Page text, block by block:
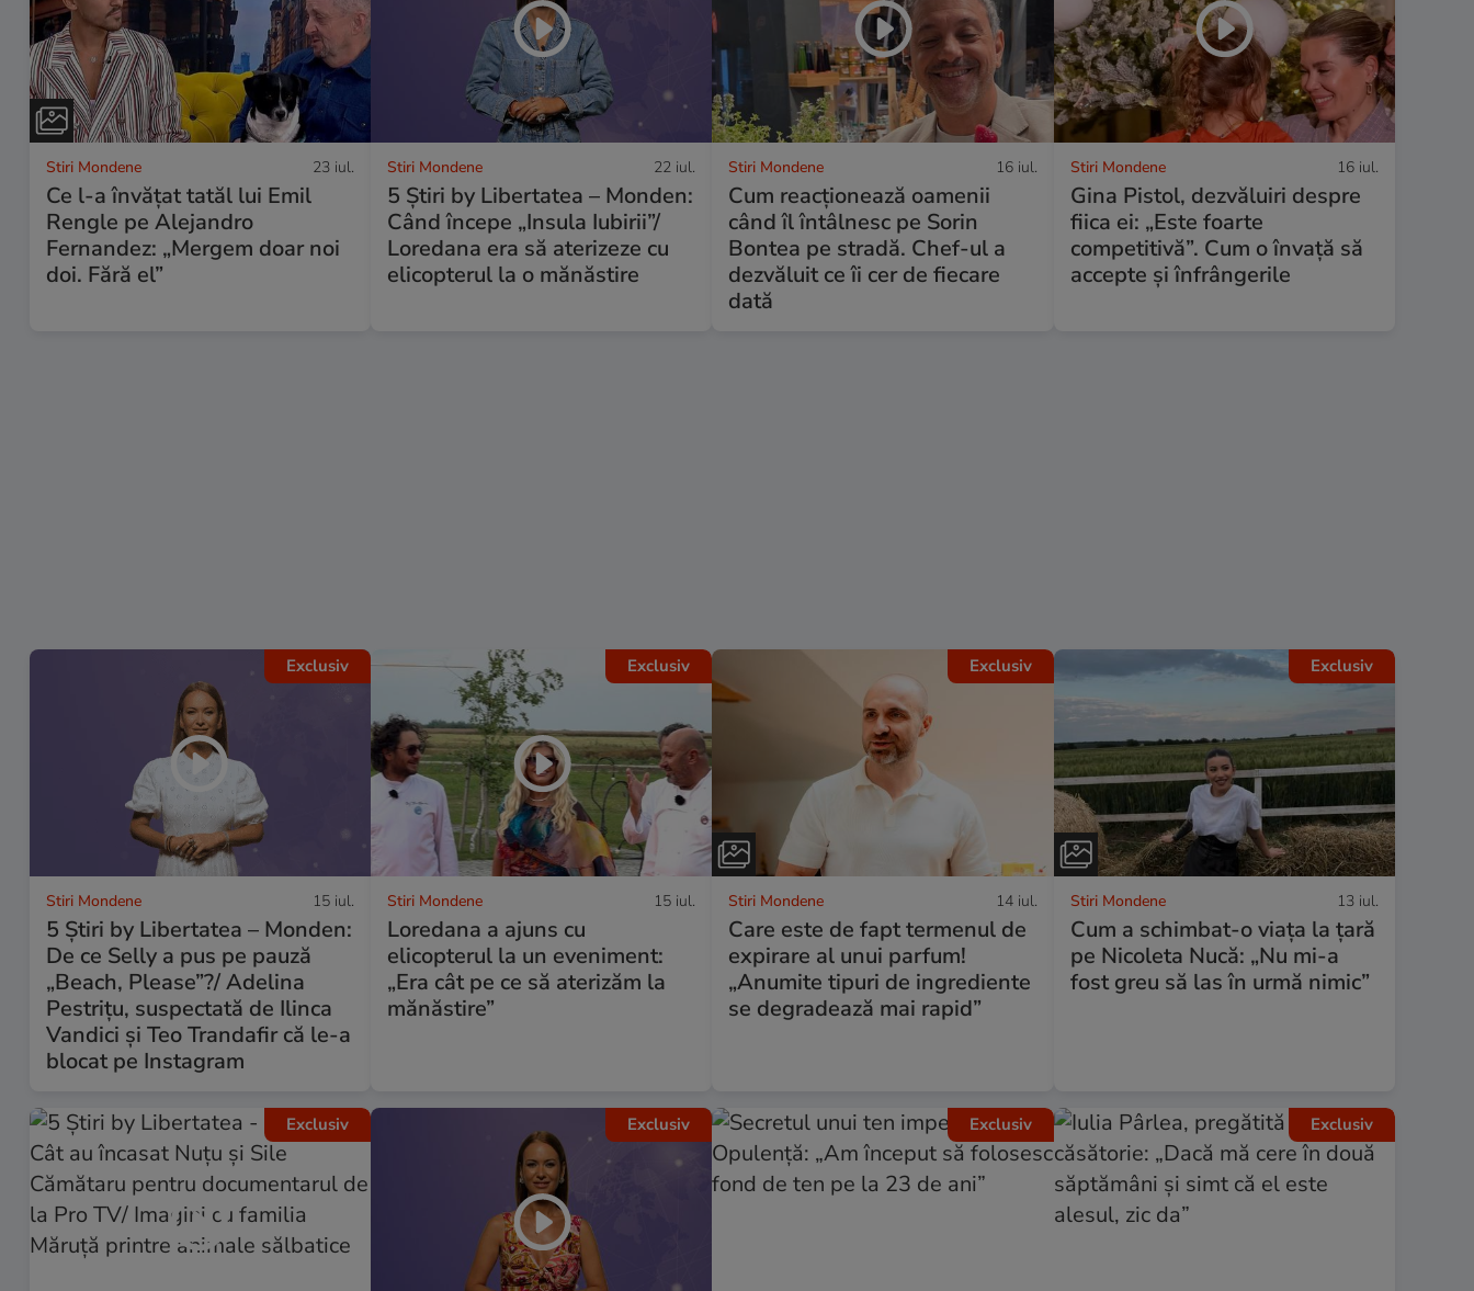
Stiri Mondene 23 iul.
Ce l-a învățat tatăl lui Emil
Rengle pe Alejandro
Fernandez: „Mergem doar noi
doi. Fără el”
Stiri Mondene 22 iul.
5 Știri by Libertatea – Monden:
Când începe „Insula Iubirii”/
Loredana era să aterizeze cu
elicopterul la o mănăstire
Stiri Mondene 16 iul.
Cum reacționează oamenii
când îl întâlnesc pe Sorin
Bontea pe stradă. Chef-ul a
dezvăluit ce îi cer de fiecare
dată
Stiri Mondene 16 iul.
Gina Pistol, dezvăluiri despre
fiica ei: „Este foarte
competitivă”. Cum o învață să
accepte și înfrângerile
Exclusiv
Stiri Mondene 15 iul.
5 Știri by Libertatea – Monden:
De ce Selly a pus pe pauză
„Beach, Please”?/ Adelina
Pestrițu, suspectată de Ilinca
Vandici și Teo Trandafir că le-a
blocat pe Instagram
Exclusiv
Stiri Mondene 15 iul.
Loredana a ajuns cu
elicopterul la un eveniment:
„Era cât pe ce să aterizăm la
mănăstire”
Exclusiv
Stiri Mondene 14 iul.
Care este de fapt termenul de
expirare al unui parfum!
„Anumite tipuri de ingrediente
se degradează mai rapid”
Exclusiv
Stiri Mondene 13 iul.
Cum a schimbat-o viața la țară
pe Nicoleta Nucă: „Nu mi-a
fost greu să las în urmă nimic”
Exclusiv Exclusiv Exclusiv Exclusiv